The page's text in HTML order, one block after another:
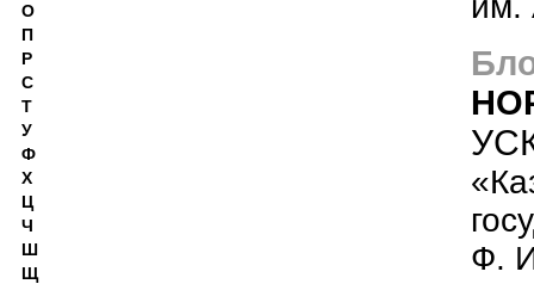
Ф.
О
П
Р
С
Т
У
Ф
Х
Ц
Ч
Ш
Щ